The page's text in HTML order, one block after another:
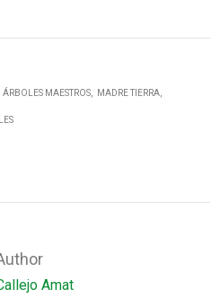
ÁRBOLES MAESTROS MADRE TIERRA
Amat